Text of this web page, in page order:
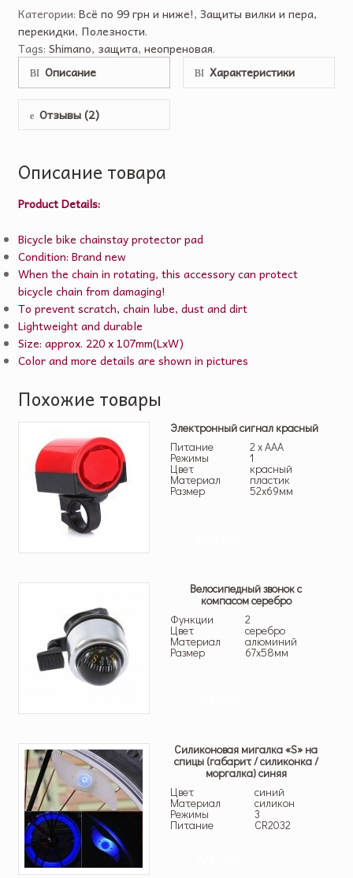
Категории: Всё по 99 грн и ниже!, Защиты вилки и пера,
перекидки, Полезности.
Tags: Shimano, защита, неопреновая.
Описание
Характеристики
Отзывы (2)
Описание товара
Product Details:
Bicycle bike chainstay protector pad
Condition: Brand new
When the chain in rotating, this accessory can protect
bicycle chain from damaging!
To prevent scratch, chain lube, dust and dirt
Lightweight and durable
Size: approx. 220 x 107mm(LxW)
Color and more details are shown in pictures
Похожие товары
Электронный сигнал красный
Питание
2 x AAA
Режимы 1
Цвет красный
Материал пластик
Размер 52х69мм
Велосипедный звонок с
компасом серебро
Функции
2
Цвет серебро
Материал алюминий
Размер 67х58мм
Силиконовая мигалка «S» на
спицы (габарит / силиконка /
моргалка) синяя
Цвет
синий
Материал силикон
Режимы 3
Питание СR2032